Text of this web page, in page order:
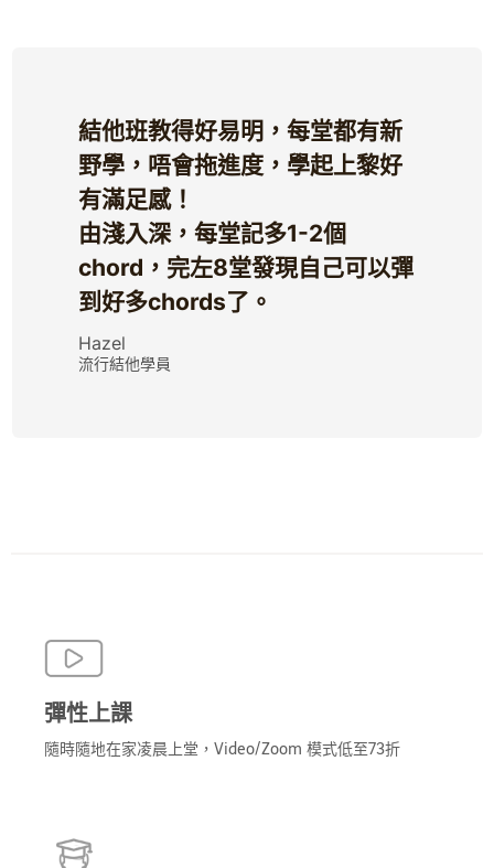
結他班教得好易明，每堂都有新
野學，唔會拖進度，學起上黎好
有滿足感！
由淺入深，每堂記多1-2個
chord，完左8堂發現自己可以彈
到好多chords了。
Hazel
流行結他學員
彈性上課
隨時隨地在家凌晨上堂，Video/Zoom 模式低至73折